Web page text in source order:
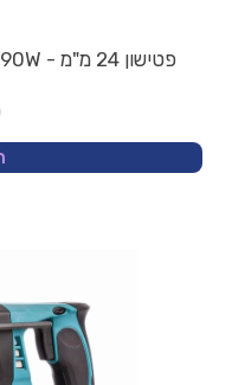
פטישון 24 מ"מ - GBH 240F - 790W- פוטר מתחלף